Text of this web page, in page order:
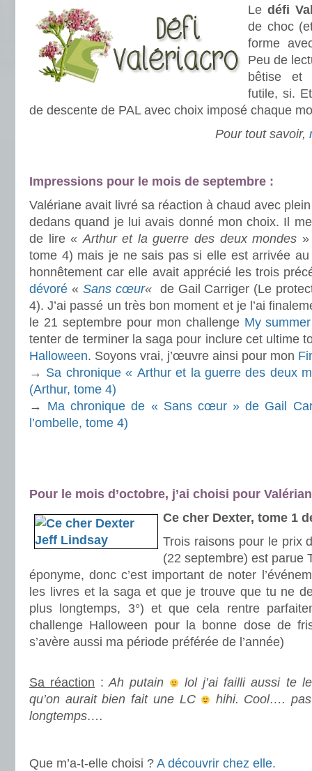
Le défi
de choc
forme
Peu de
bêtise et
futile, si.
de descente de PAL avec choix imposé chaque
Pour tout savoir,
Impressions pour le mois de septembre :
Valériane avait livré sa réaction à chaud avec
dedans quand je lui avais donné mon choix. Il
de lire «Arthur et la guerre des deux mondes
tome 4) mais je ne sais pas si elle est arrivée au
honnêtement car elle avait apprécié les trois
dévoré « Sans cœur« de Gail Carriger (Le
4). J’ai passé un très bon moment et je l’ai
le 21 septembre pour mon challenge My
tenter de terminer la saga pour inclure cet ultime
Halloween. Soyons vrai, j’œuvre ainsi pour mon
→ Sa chronique « Arthur et la guerre des deux
(Arthur, tome 4)
→ Ma chronique de « Sans cœur » de Gail
l’ombelle, tome 4)
Pour le mois d’octobre, j’ai choisi pour
Ce cher Dexter, tome 1
Trois raisons pour le prix
(22 septembre) est parue
éponyme, donc c’est important de noter
les livres et la saga et que je trouve que tu ne
plus longtemps, 3°) et que cela rentre
challenge Halloween pour la bonne dose de
s’avère aussi ma période préférée de l’année)
Sa réaction : Ah putain
lol j’ai failli aussi te
qu’on aurait bien fait une LC
hihi. Cool…. pas
longtemps….
Que m’a-t-elle choisi ? A découvrir chez elle.